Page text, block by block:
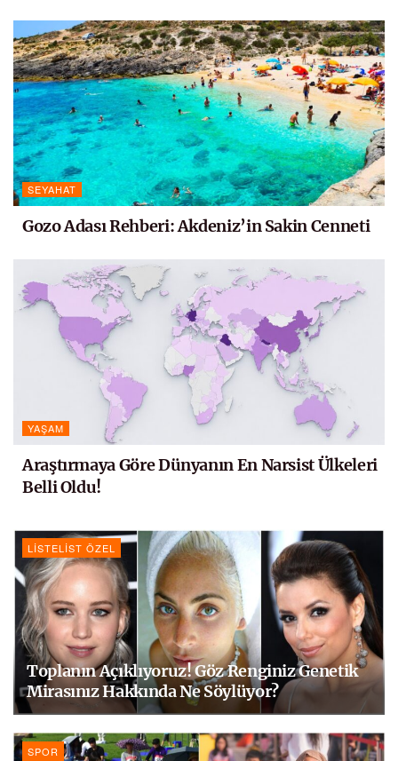
SEYAHAT
Gozo Adası Rehberi: Akdeniz’in Sakin Cenneti
YAŞAM
Araştırmaya Göre Dünyanın En Narsist Ülkeleri
Belli Oldu!
LISTELIST ÖZEL
Toplanın Açıklıyoruz! Göz Renginiz Genetik
Mirasınız Hakkında Ne Söylüyor?
SPOR